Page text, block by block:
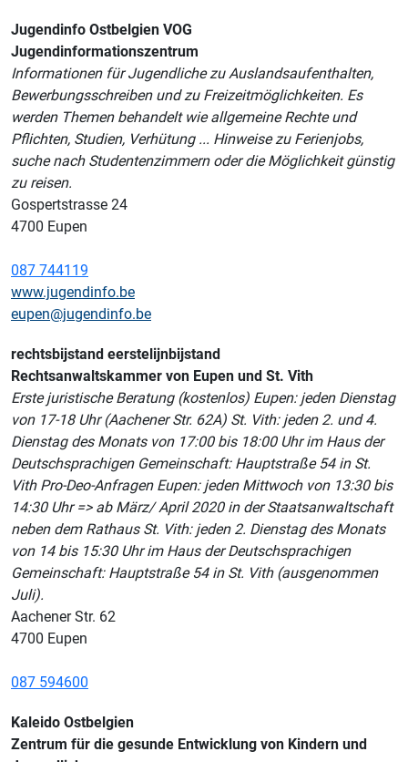
Jugendinfo Ostbelgien VOG
Jugendinformationszentrum
Informationen für Jugendliche zu Auslandsaufenthalten,
Bewerbungsschreiben und zu Freizeitmöglichkeiten. Es
werden Themen behandelt wie allgemeine Rechte und
Pflichten, Studien, Verhütung ... Hinweise zu Ferienjobs,
suche nach Studentenzimmern oder die Möglichkeit günstig
zu reisen.
Gospertstrasse 24
4700 Eupen
087 744119
www.jugendinfo.be
eupen@jugendinfo.be
rechtsbijstand eerstelijnbijstand
Rechtsanwaltskammer von Eupen und St. Vith
Erste juristische Beratung (kostenlos) Eupen: jeden Dienstag
von 17-18 Uhr (Aachener Str. 62A) St. Vith: jeden 2. und 4.
Dienstag des Monats von 17:00 bis 18:00 Uhr im Haus der
Deutschsprachigen Gemeinschaft: Hauptstraße 54 in St.
Vith Pro-Deo-Anfragen Eupen: jeden Mittwoch von 13:30 bis
14:30 Uhr => ab März/ April 2020 in der Staatsanwaltschaft
neben dem Rathaus St. Vith: jeden 2. Dienstag des Monats
von 14 bis 15:30 Uhr im Haus der Deutschsprachigen
Gemeinschaft: Hauptstraße 54 in St. Vith (ausgenommen
Juli).
Aachener Str. 62
4700 Eupen
087 594600
Kaleido Ostbelgien
Zentrum für die gesunde Entwicklung von Kindern und